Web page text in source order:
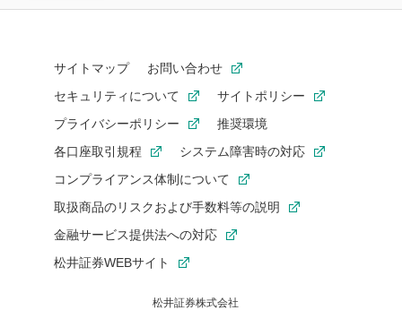
サイトマップ
お問い合わせ
セキュリティについて
サイトポリシー
プライバシーポリシー
推奨環境
各口座取引規程
システム障害時の対応
コンプライアンス体制について
取扱商品のリスクおよび手数料等の説明
金融サービス提供法への対応
松井証券WEBサイト
松井証券株式会社